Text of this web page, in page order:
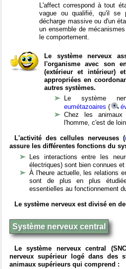
L'affect correspond à tout
vague ou qualifié, qu'il se
décharge massive ou d'un
un ensemble de
le comportement.
Le système nerveux
l'organisme avec son
(extérieur et intérieur)
appropriées en
autres systèmes.
Le système
eumétazoaires (
Chez les
l'homme, c'est de
L'activité des cellules nerveuses (
assure les différentes fonctions du
Les interactions entre les
électriques) sont bien connues
À l'heure actuelle, les relations
sont de plus en plus
essentielles au fonctionnement
Le système nerveux est divisé en
Système nerveux central
Le système nerveux central
nerveux supérieur logé dans des
animaux supérieurs qui comprend :